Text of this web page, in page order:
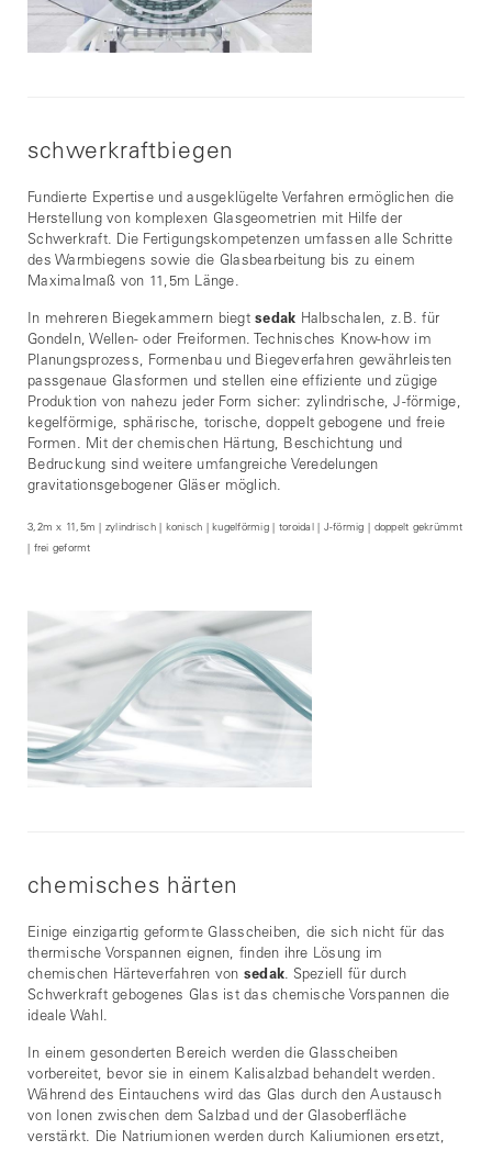
schwerkraftbiegen
Fundierte Expertise und ausgeklügelte Verfahren ermöglichen die
Herstellung von komplexen Glasgeometrien mit Hilfe der
Schwerkraft. Die Fertigungskompetenzen umfassen alle Schritte
des Warmbiegens sowie die Glasbearbeitung bis zu einem
Maximalmaß von 11,5m Länge.
In mehreren Biegekammern biegtsedak Halbschalen, z.B. für
Gondeln, Wellen- oder Freiformen. Technisches Know-how im
Planungsprozess, Formenbau und Biegeverfahren gewährleisten
passgenaue Glasformen und stellen eine effiziente und zügige
Produktion von nahezu jeder Form sicher: zylindrische, J-förmige,
kegelförmige, sphärische, torische, doppelt gebogene und freie
Formen. Mit der chemischen Härtung, Beschichtung und
Bedruckung sind weitere umfangreiche Veredelungen
gravitationsgebogener Gläser möglich.
3,2m x 11,5m | zylindrisch | konisch | kugelförmig | toroidal | J-förmig | doppelt gekrümmt
| frei geformt
chemisches härten
Einige einzigartig geformte Glasscheiben, die sich nicht für das
thermische Vorspannen eignen, finden ihre Lösung im
chemischen Härteverfahren von sedak. Speziell für durch
Schwerkraft gebogenes Glas ist das chemische Vorspannen die
ideale Wahl.
In einem gesonderten Bereich werden die Glasscheiben
vorbereitet, bevor sie in einem Kalisalzbad behandelt werden.
Während des Eintauchens wird das Glas durch den Austausch
von Ionen zwischen dem Salzbad und der Glasoberfläche
verstärkt. Die Natriumionen werden durch Kaliumionen ersetzt,